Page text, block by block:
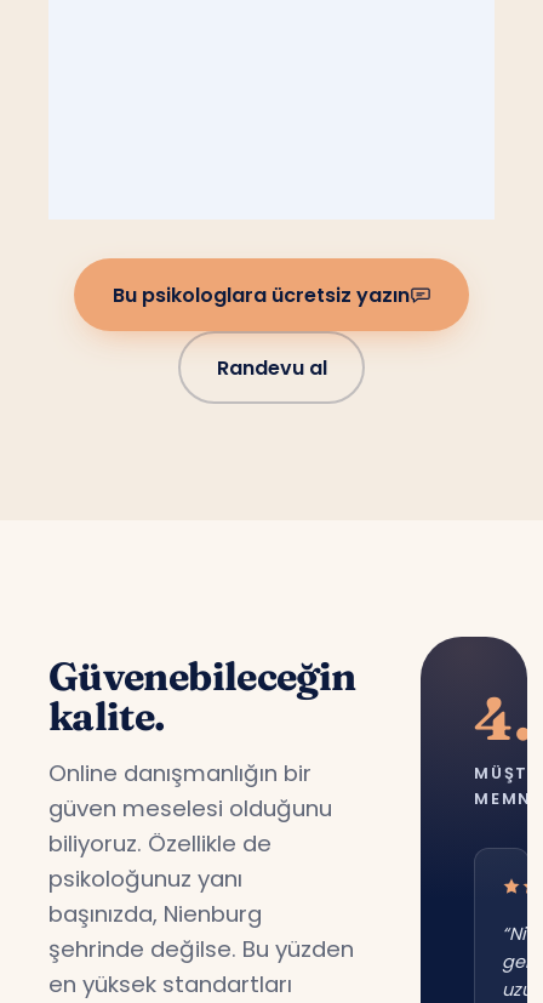
Bu psikologlara ücretsiz yazın
Randevu al
Güvenebileceğin
kalite.
Online danışmanlığın bir
güven meselesi olduğunu
biliyoruz. Özellikle de
psikoloğunuz yanı
başınızda, Nienburg
şehrinde değilse. Bu yüzden
en yüksek standartları
uzun